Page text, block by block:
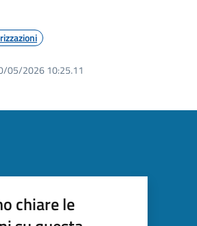
05/2026 10:25.11
chiare le